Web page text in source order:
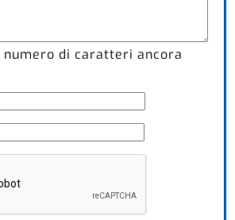
numero di caratteri ancora